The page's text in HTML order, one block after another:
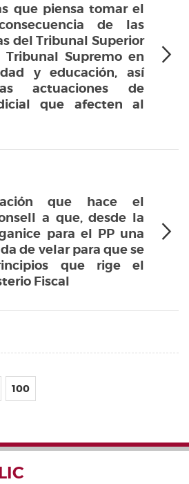
que piensa tomar el
de las
del Tribunal Superior
Supremo en
y educación, así
actuaciones de
que afecten al
que hace el
a que, desde la
para el PP una
de velar para que se
que rige el
Fiscal
100